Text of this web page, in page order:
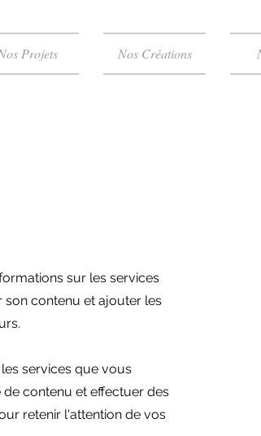
Projets Nos Créations
sur les services
contenu et ajouter les
services que vous
contenu et effectuer des
retenir l'attention de vos